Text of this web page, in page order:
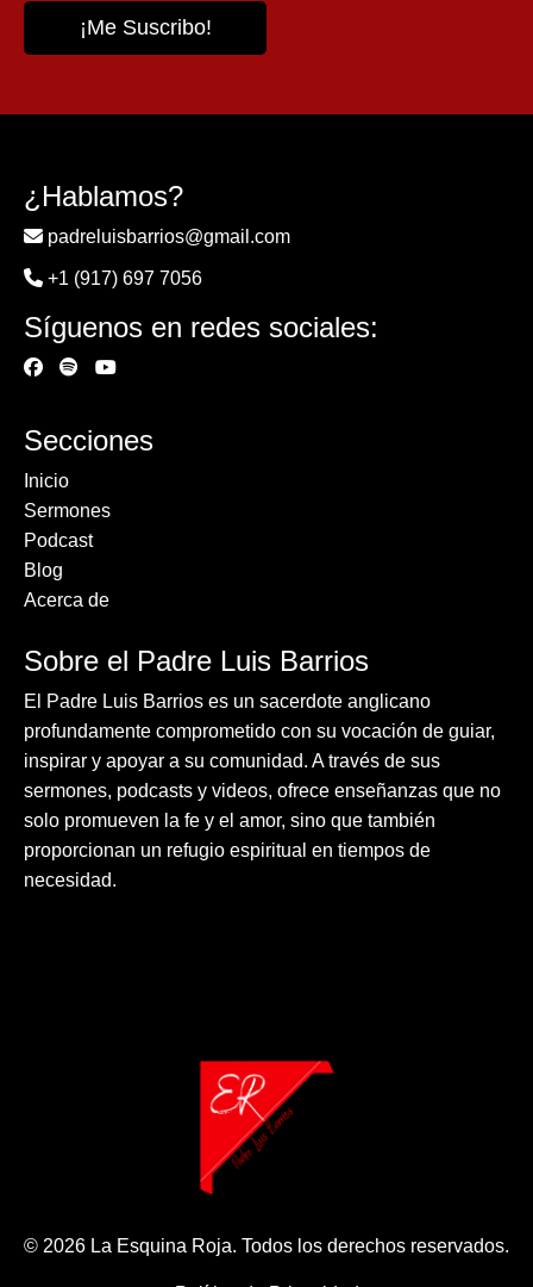
¿Hablamos?
padreluisbarrios@gmail.com
+1 (917) 697 7056
Síguenos en redes sociales:
Secciones
Inicio
Sermones
Podcast
Blog
Acerca de
Sobre el Padre Luis Barrios
El Padre Luis Barrios es un sacerdote anglicano
profundamente comprometido con su vocación de guiar,
inspirar y apoyar a su comunidad. A través de sus
sermones, podcasts y videos, ofrece enseñanzas que no
solo promueven la fe y el amor, sino que también
proporcionan un refugio espiritual en tiempos de
necesidad.
© 2026 La Esquina Roja. Todos los derechos reservados.